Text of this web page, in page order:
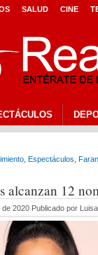
SALUD CINE
Espectáculos
alcanzan 12
2020 Publicado por